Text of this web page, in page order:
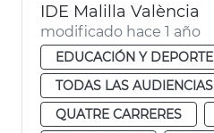
IDE Malilla València
modificado hace 1 año
EDUCACIÓN Y DEPORTE
TODAS LAS AUDIENCIAS
QUATRE CARRERES